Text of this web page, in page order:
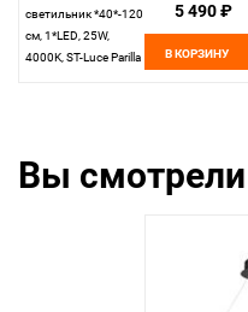
светильник *40*-120
см, 1*LED, 25W,
4000K, ST-Luce Parilla
5 490 ₽
В КОРЗИНУ
Вы смотрели